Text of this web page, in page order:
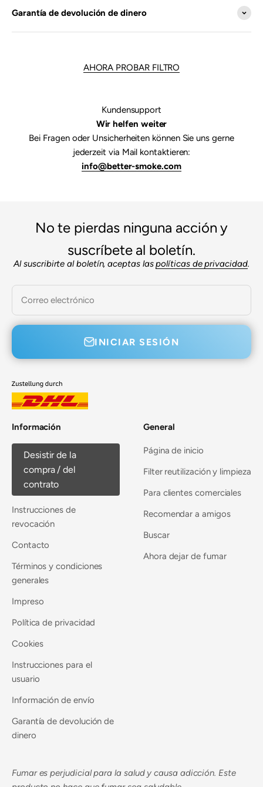
Garantía de devolución de dinero
AHORA PROBAR FILTRO
Kundensupport
Wir helfen weiter
Bei Fragen oder Unsicherheiten können Sie uns gerne
jederzeit via Mail kontaktieren:
info@better-smoke.com
No te pierdas ninguna acción y
suscríbete al boletín.
Al suscribirte al boletín, aceptas laspolíticas de privacidad.
Correo electrónico
INICIAR SESIÓN
Información
Desistir de la
compra / del
contrato
Instrucciones de
revocación
Contacto
Términos y condiciones
generales
Impreso
Política de privacidad
Cookies
Instrucciones para el
usuario
Información de envío
Garantía de devolución de
dinero
General
Página de inicio
Filter reutilización y limpieza
Para clientes comerciales
Recomendar a amigos
Buscar
Ahora dejar de fumar
Fumar es perjudicial para la salud y causa adicción. Este